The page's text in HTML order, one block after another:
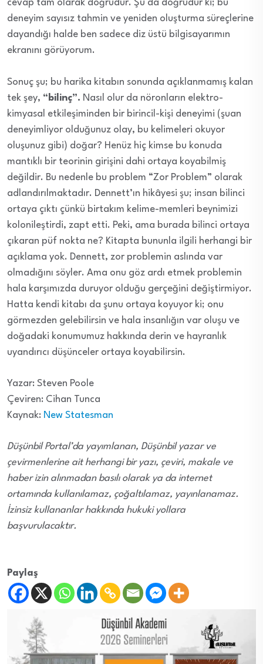
cevap tam olarak doğrudur. Şu da doğrudur ki; bu
deneyim sayısız tahmin ve yeniden oluşturma süreçlerine
dayandığı halde ben sadece diz üstü bilgisayarımın
ekranını görüyorum.
Sonuç şu; bu harika kitabın sonunda açıklanmamış kalan
tek şey, “bilinç”. Nasıl olur da nöronların elektro-
kimyasal etkileşiminden bir birincil-kişi deneyimi (şuan
deneyimliyor olduğunuz olay, bu kelimeleri okuyor
oluşunuz gibi) doğar? Henüz hiç kimse bu konuda
mantıklı bir teorinin girişini dahi ortaya koyabilmiş
değildir. Bu nedenle bu problem “Zor Problem” olarak
adlandırılmaktadır. Dennett’ın hikâyesi şu; insan bilinci
ortaya çıktı çünkü birtakım kelime-memleri beynimizi
kolonileştirdi, zapt etti. Peki, ama burada bilinci ortaya
çıkaran püf nokta ne? Kitapta bununla ilgili herhangi bir
açıklama yok. Dennett, zor problemin aslında var
olmadığını söyler. Ama onu göz ardı etmek problemin
hala karşımızda duruyor olduğu gerçeğini değiştirmiyor.
Hatta kendi kitabı da şunu ortaya koyuyor ki; onu
görmezden gelebilirsin ve hala insanlığın var oluşu ve
doğadaki konumumuz hakkında derin ve hayranlık
uyandırıcı düşünceler ortaya koyabilirsin.
Yazar: Steven Poole
Çeviren: Cihan Tunca
Kaynak: New Statesman
Düşünbil Portal’da yayımlanan, Düşünbil yazar ve
çevirmenlerine ait herhangi bir yazı, çeviri, makale ve
haber izin alınmadan basılı olarak ya da internet
ortamında kullanılamaz, çoğaltılamaz, yayınlanamaz.
İzinsiz kullananlar hakkında hukuki yollara
başvurulacaktır.
Paylaş